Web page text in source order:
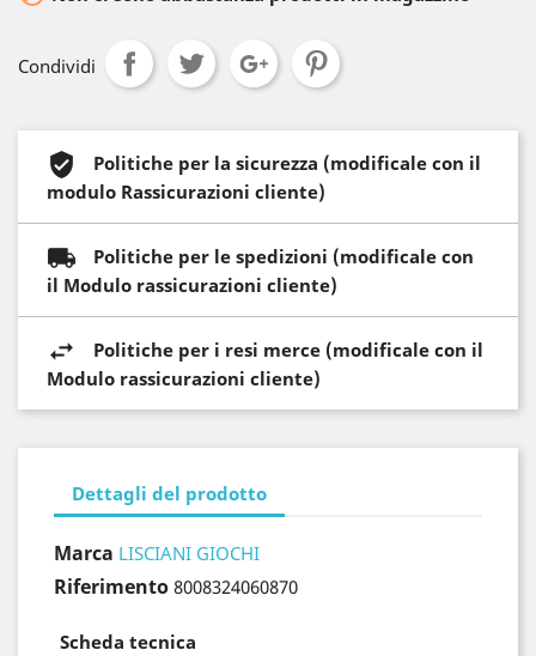
Condividi
Politiche per la sicurezza (modificale con il
modulo Rassicurazioni cliente)
Politiche per le spedizioni (modificale con
il Modulo rassicurazioni cliente)
Politiche per i resi merce (modificale con il
Modulo rassicurazioni cliente)
Dettagli del prodotto
Marca LISCIANI GIOCHI
Riferimento 8008324060870
Scheda tecnica